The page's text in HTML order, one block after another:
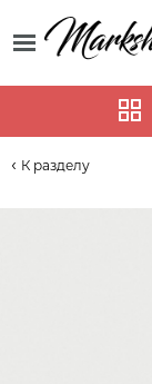
К разделу